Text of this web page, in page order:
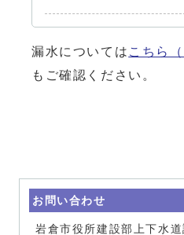
漏水については こちら
もご確認ください。
お問い合わせ
岩倉市役所建設部上下水道